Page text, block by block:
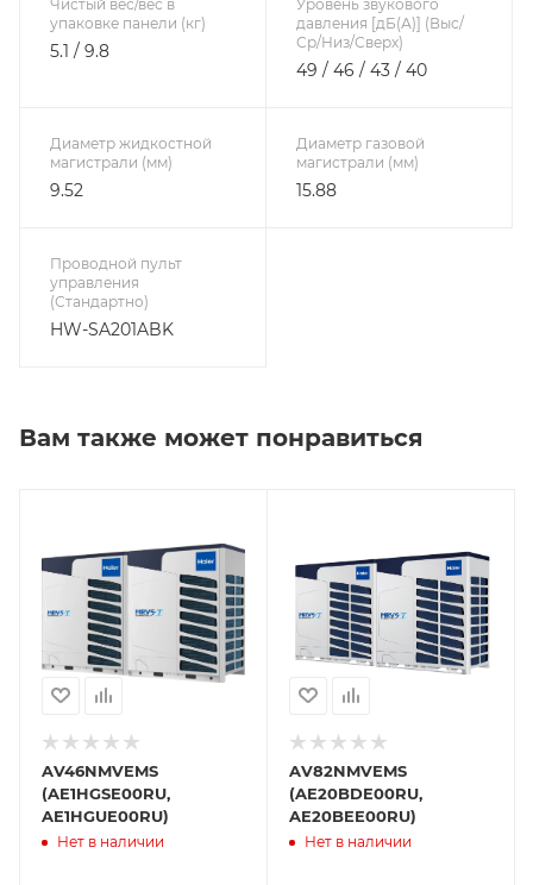
Чистый вес/вес в
упаковке панели (кг)
5.1 / 9.8
Уровень звукового
давления [дБ(А)] (Выс/
Ср/Низ/Сверх)
49 / 46 / 43 / 40
Диаметр жидкостной
магистрали (мм)
9.52
Диаметр газовой
магистрали (мм)
15.88
Проводной пульт
управления
(Стандартно)
HW-SA201ABK
Вам также может понравиться
AV46NMVEMS
(AE1HGSE00RU,
AE1HGUE00RU)
Нет в наличии
AV82NMVEMS
(AE20BDE00RU,
AE20BEE00RU)
Нет в наличии